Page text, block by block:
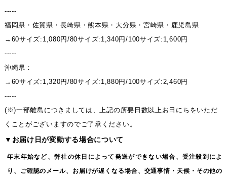
-----
福岡県・佐賀県・長崎県・熊本県・大分県・宮崎県・鹿児島県
→60サイズ:1,080円/80サイズ:1,340円/100サイズ:1,600円
-----
沖縄県：
→60サイズ:1,320円/80サイズ:1,880円/100サイズ:2,460円
-----
(※)一部離島につきましては、上記の所要日数以上お日にちをいただ
くことがございますのでご了承ください。
▼お届け日が変動する場合について
年末年始など、弊社の休日によって発送ができない場合、受注殺到によ
り、ご確認のメール、お届けが遅くなる場合、交通事情・天候・その他の